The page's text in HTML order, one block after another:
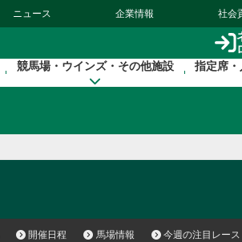
ニュース 企業情報 社会
競馬場・ウインズ・その他施設 指定席
開催日程 馬場情報 今週の注目レース